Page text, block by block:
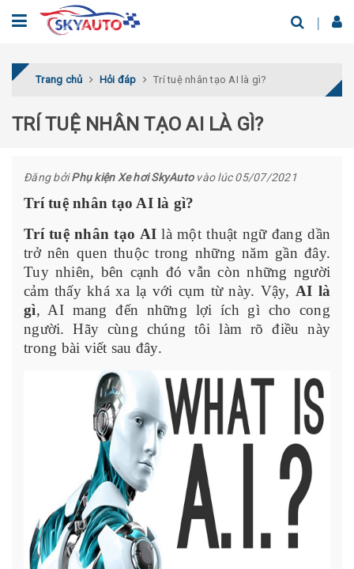
Trang chủ Hỏi đáp Trí tuệ nhân tạo AI là gì?
TRÍ TUỆ NHÂN TẠO AI LÀ GÌ?
Đăng bởiPhụ kiện Xe hơi SkyAutovào lúc 05/07/2021
Trí tuệ nhân tạo AI là gì?
Trí tuệ nhân tạo AI là một thuật ngữ đang dần
trở nên quen thuộc trong những năm gần đây.
Tuy nhiên, bên cạnh đó vẫn còn những người
cảm thấy khá xa lạ với cụm từ này. Vậy, AI là
gì, AI mang đến những lợi ích gì cho cong
người. Hãy cùng chúng tôi làm rõ điều này
trong bài viết sau đây.